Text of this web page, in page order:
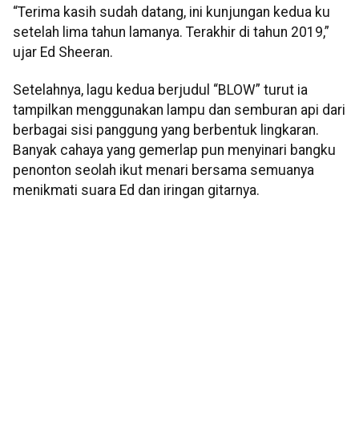
“Terima kasih sudah datang, ini kunjungan kedua ku
setelah lima tahun lamanya. Terakhir di tahun 2019,”
ujar Ed Sheeran.
Setelahnya, lagu kedua berjudul “BLOW” turut ia
tampilkan menggunakan lampu dan semburan api dari
berbagai sisi panggung yang berbentuk lingkaran.
Banyak cahaya yang gemerlap pun menyinari bangku
penonton seolah ikut menari bersama semuanya
menikmati suara Ed dan iringan gitarnya.